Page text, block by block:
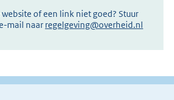
of een link niet goed? Stuur
mail naar regelgeving@overheid.nl